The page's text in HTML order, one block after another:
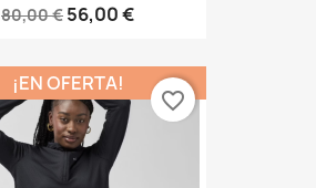
80,00 € 56,00 €
¡EN OFERTA!
favorite_border